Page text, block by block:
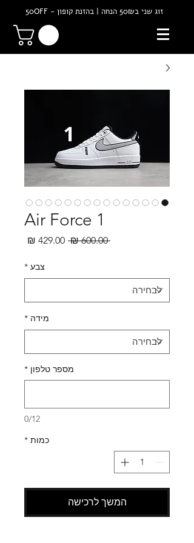
זוג שני ב50₪ הנחה | בהזנת קופון - 50OFF
Air Force 1
‏600.00 ‏₪
מחיר
צבע *
מידה *
מספר טלפון *
0/12
כמות *
המשך לרכישה